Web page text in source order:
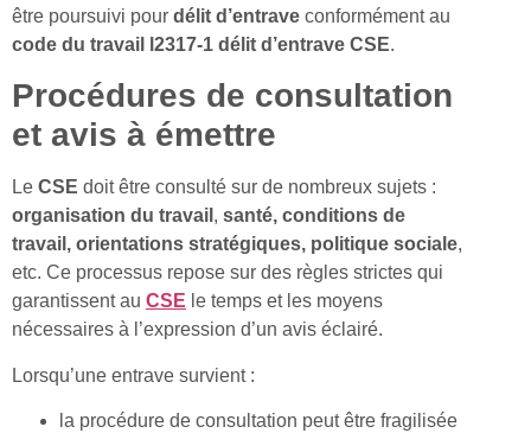
être poursuivi pour délit d’entrave conformément au
code du travail l2317-1 délit d’entrave CSE.
Procédures de consultation
et avis à émettre
Le CSE doit être consulté sur de nombreux sujets :
organisation du travail , santé, conditions de
travail, orientations stratégiques, politique sociale,
etc. Ce processus repose sur des règles strictes qui
garantissent au CSE le temps et les moyens
nécessaires à l’expression d’un avis éclairé.
Lorsqu’une entrave survient :
la procédure de consultation peut être fragilisée